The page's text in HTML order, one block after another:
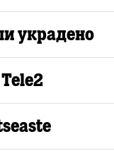
украдено